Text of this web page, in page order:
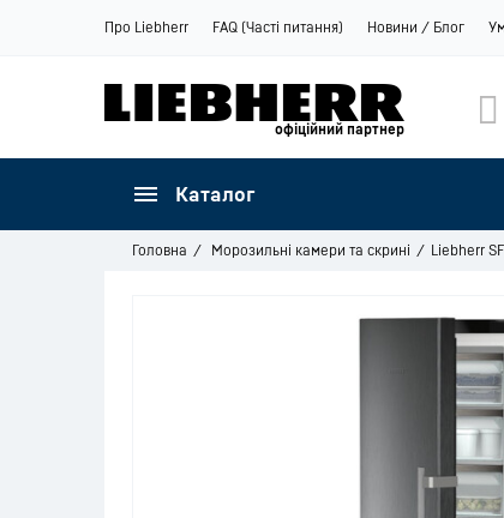
Про Liebherr FAQ (Часті питання) Новини / Блог
офіційний партнер
Каталог
Головна Морозильні камери та скрині Liebherr